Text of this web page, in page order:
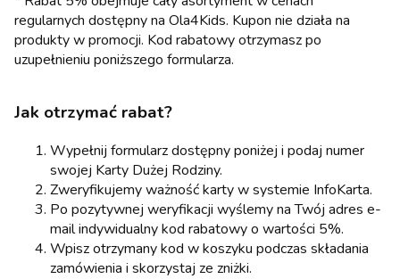
regularnych dostępny na Ola4Kids. Kupon nie działa na
produkty w promocji. Kod rabatowy otrzymasz po
uzupełnieniu poniższego formularza.
Jak otrzymać rabat?
Wypełnij formularz dostępny poniżej i podaj numer
swojej Karty Dużej Rodziny.
Zweryfikujemy ważność karty w systemie InfoKarta.
Po pozytywnej weryfikacji wyślemy na Twój adres e-
mail indywidualny kod rabatowy o wartości 5%.
Wpisz otrzymany kod w koszyku podczas składania
zamówienia i skorzystaj ze zniżki.